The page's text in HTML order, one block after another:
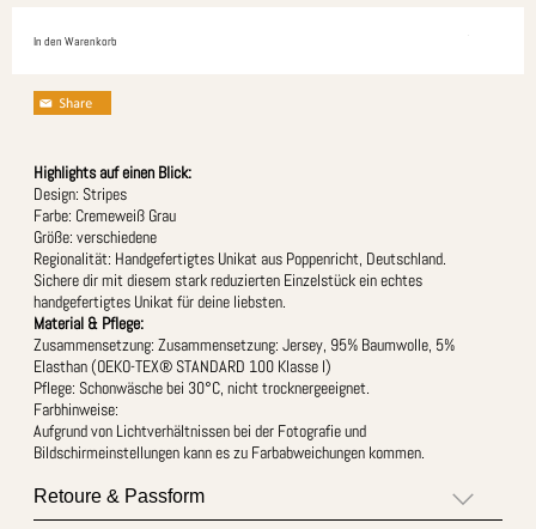
In den Warenkorb
Highlights auf einen Blick:
Design: Stripes
Farbe: Cremeweiß Grau
Größe: verschiedene
Regionalität: Handgefertigtes Unikat aus Poppenricht, Deutschland.
Sichere dir mit diesem stark reduzierten Einzelstück ein echtes
handgefertigtes Unikat für deine liebsten.
Material & Pflege:
Zusammensetzung: Zusammensetzung: Jersey, 95% Baumwolle, 5%
Elasthan (OEKO-TEX® STANDARD 100 Klasse I)
Pflege: Schonwäsche bei 30°C, nicht trocknergeeignet.
Farbhinweise:
Aufgrund von Lichtverhältnissen bei der Fotografie und
Bildschirmeinstellungen kann es zu Farbabweichungen kommen.
Retoure & Passform